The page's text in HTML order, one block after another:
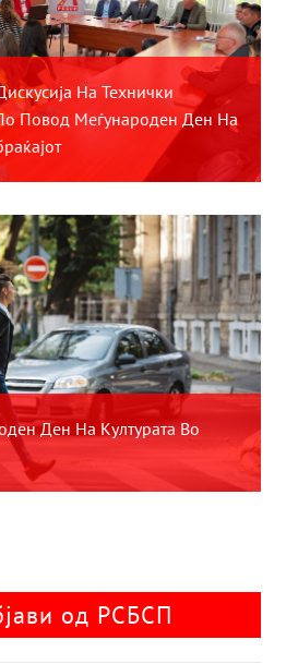
На Технички
Повод Меѓународен Ден На
Ден На Културата Во
од РСБСП